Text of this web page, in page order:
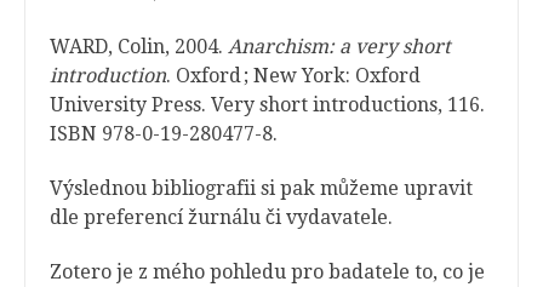
WARD, Colin, 2004. Anarchism: a very short
introduction. Oxford ; New York: Oxford
University Press. Very short introductions, 116.
ISBN 978-0-19-280477-8.
Výslednou bibliografii si pak můžeme upravit
dle preferencí žurnálu či vydavatele.
Zotero je z mého pohledu pro badatele to, co je